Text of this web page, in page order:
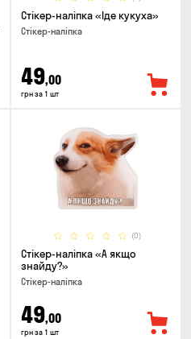
Стікер-наліпка «Їде кукуха»
Стікер-наліпка
49,00
грн за 1 шт
(0)
Стікер-наліпка «А якщо
знайду?»
Стікер-наліпка
49,00
грн за 1 шт